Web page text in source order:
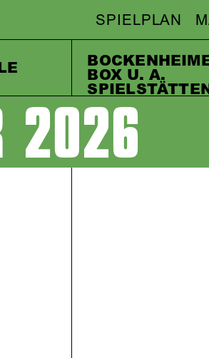
SPIELPLAN
BOX U. A.
2026